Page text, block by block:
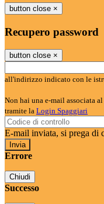
button close ×
Recupero password
button close ×
all'indirizzo indicato con le
Non hai una e-mail associata
tramite la Login Spaggiari
E-mail inviata, si prega di
Errore
Chiudi
Successo